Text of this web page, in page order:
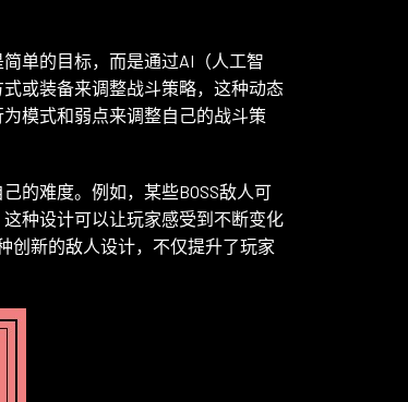
单的目标，而是通过AI（人工智
或装备来调整战斗策略，这种动态
模式和弱点来调整自己的战斗策
的难度。例如，某些BOSS敌人可
种设计可以让玩家感受到不断变化
创新的敌人设计，不仅提升了玩家